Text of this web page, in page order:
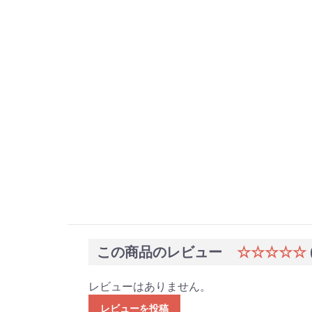
この商品のレビュー ☆☆☆☆☆
レビューはありません。
レビューを投稿